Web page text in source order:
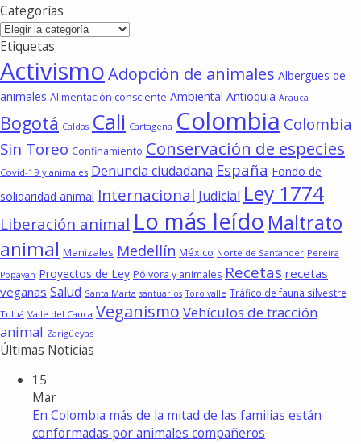
Categorías
Categorías
Etiquetas
ActivismoAdopción de animales Albergues de
animales Alimentación consciente Ambiental Antioquia Arauca
Bogotá Caldas Cali Cartagena Colombia Colombia
Sin Toreo Confinamiento Conservación de especies
Covid-19 y animales Denuncia ciudadana España Fondo de
solidaridad animal Internacional Judicial Ley 1774
Liberación animal Lo más leído Maltrato
animal Manizales Medellín México Norte de Santander Pereira
Popayán Proyectos de Ley Pólvora y animales Recetas recetas
veganas Salud Santa Marta santuarios Toro valle Tráfico de fauna silvestre
Tuluá Valle del Cauca Veganismo Vehículos de tracción
animal Zarigüeyas
Últimas Noticias
15
Mar
En Colombia más de la mitad de las familias están
conformadas por animales compañeros